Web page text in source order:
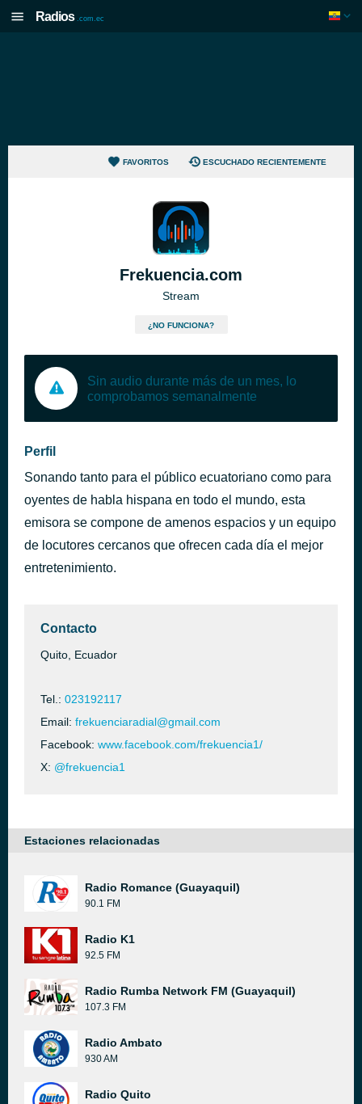
Radios .com.ec
FAVORITOS ESCUCHADO RECIENTEMENTE
Frekuencia.com
Stream
¿NO FUNCIONA?
Sin audio durante más de un mes, lo
comprobamos semanalmente
Perfil
Sonando tanto para el público ecuatoriano como para
oyentes de habla hispana en todo el mundo, esta
emisora se compone de amenos espacios y un equipo
de locutores cercanos que ofrecen cada día el mejor
entretenimiento.
Contacto
Quito, Ecuador
Tel.: 023192117
Email: frekuenciaradial@gmail.com
Facebook: www.facebook.com/frekuencia1/
X: @frekuencia1
Estaciones relacionadas
Radio Romance (Guayaquil)
90.1 FM
Radio K1
92.5 FM
Radio Rumba Network FM (Guayaquil)
107.3 FM
Radio Ambato
930 AM
Radio Quito